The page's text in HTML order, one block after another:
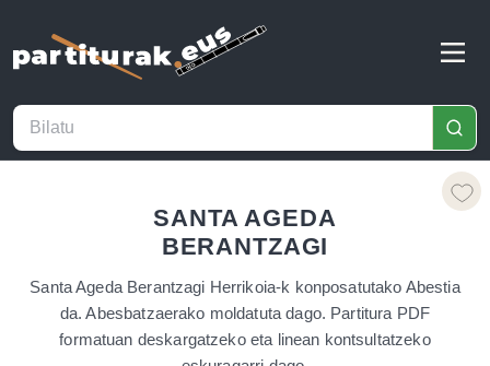
SANTA AGEDA
BERANTZAGI
Santa Ageda Berantzagi Herrikoia-k konposatutako Abestia
da. Abesbatzaerako moldatuta dago. Partitura PDF
formatuan deskargatzeko eta linean kontsultatzeko